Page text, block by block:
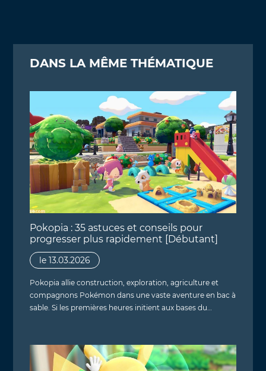
DANS LA MÊME THÉMATIQUE
Pokopia : 35 astuces et conseils pour
progresser plus rapidement [Débutant]
le 13.03.2026
Pokopia allie construction, exploration, agriculture et
compagnons Pokémon dans une vaste aventure en bac à
sable. Si les premières heures initient aux bases du…